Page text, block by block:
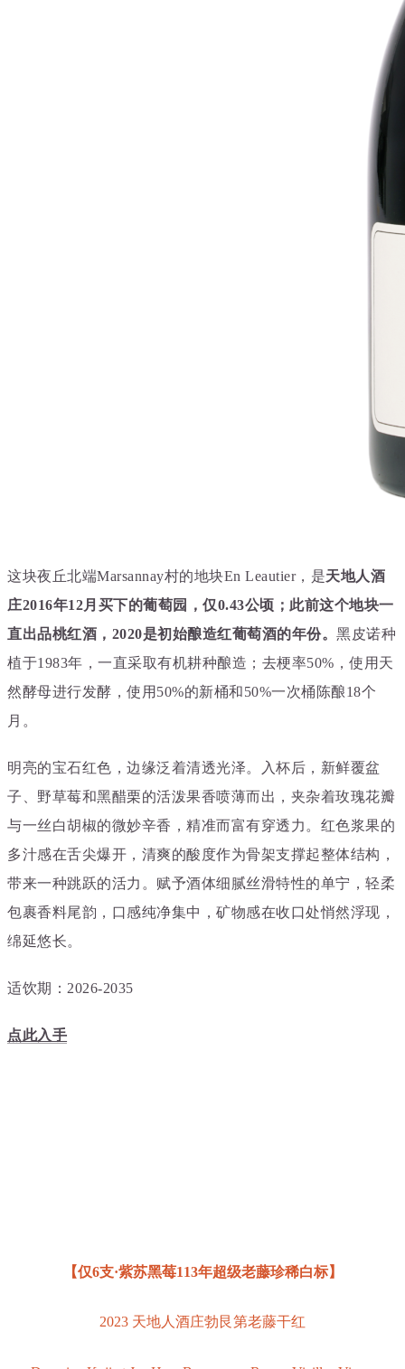
这块夜丘北端Marsannay村的地块En Leautier，是天地人酒
庄2016年12月买下的葡萄园，仅0.43公顷；此前这个地块一
直出品桃红酒，2020是初始酿造红葡萄酒的年份。黑皮诺种
植于1983年，一直采取有机耕种酿造；去梗率50%，使用天
然酵母进行发酵，使用50%的新桶和50%一次桶陈酿18个
月。
明亮的宝石红色，边缘泛着清透光泽。入杯后，新鲜覆盆
子、野草莓和黑醋栗的活泼果香喷薄而出，夹杂着玫瑰花瓣
与一丝白胡椒的微妙辛香，精准而富有穿透力。红色浆果的
多汁感在舌尖爆开，清爽的酸度作为骨架支撑起整体结构，
带来一种跳跃的活力。赋予酒体细腻丝滑特性的单宁，轻柔
包裹香料尾韵，口感纯净集中，矿物感在收口处悄然浮现，
绵延悠长。
适饮期：2026-2035
点此入手
【仅6支·紫苏黑莓113年超级老藤珍稀白标】
2023 天地人酒庄勃艮第老藤干红